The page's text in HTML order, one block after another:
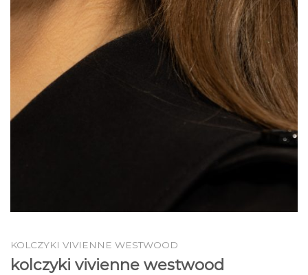
KOLCZYKI VIVIENNE WESTWOOD
kolczyki vivienne westwood